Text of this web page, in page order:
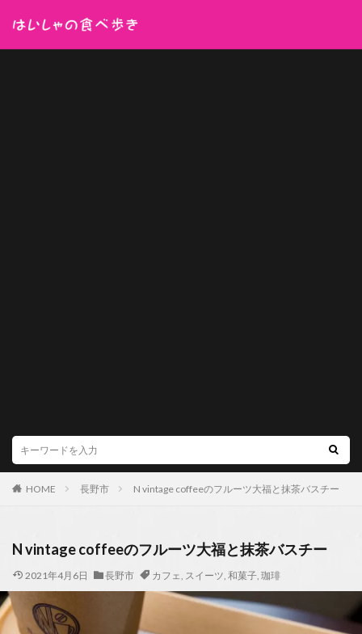
HOME 長野市 N vintage coffeeのフルーツ大福と抹茶バスチー
N vintage coffeeのフルーツ大福と抹茶バスチー
2021年4月6日 長野市 カフェ, スイーツ, 和菓子, 珈琲